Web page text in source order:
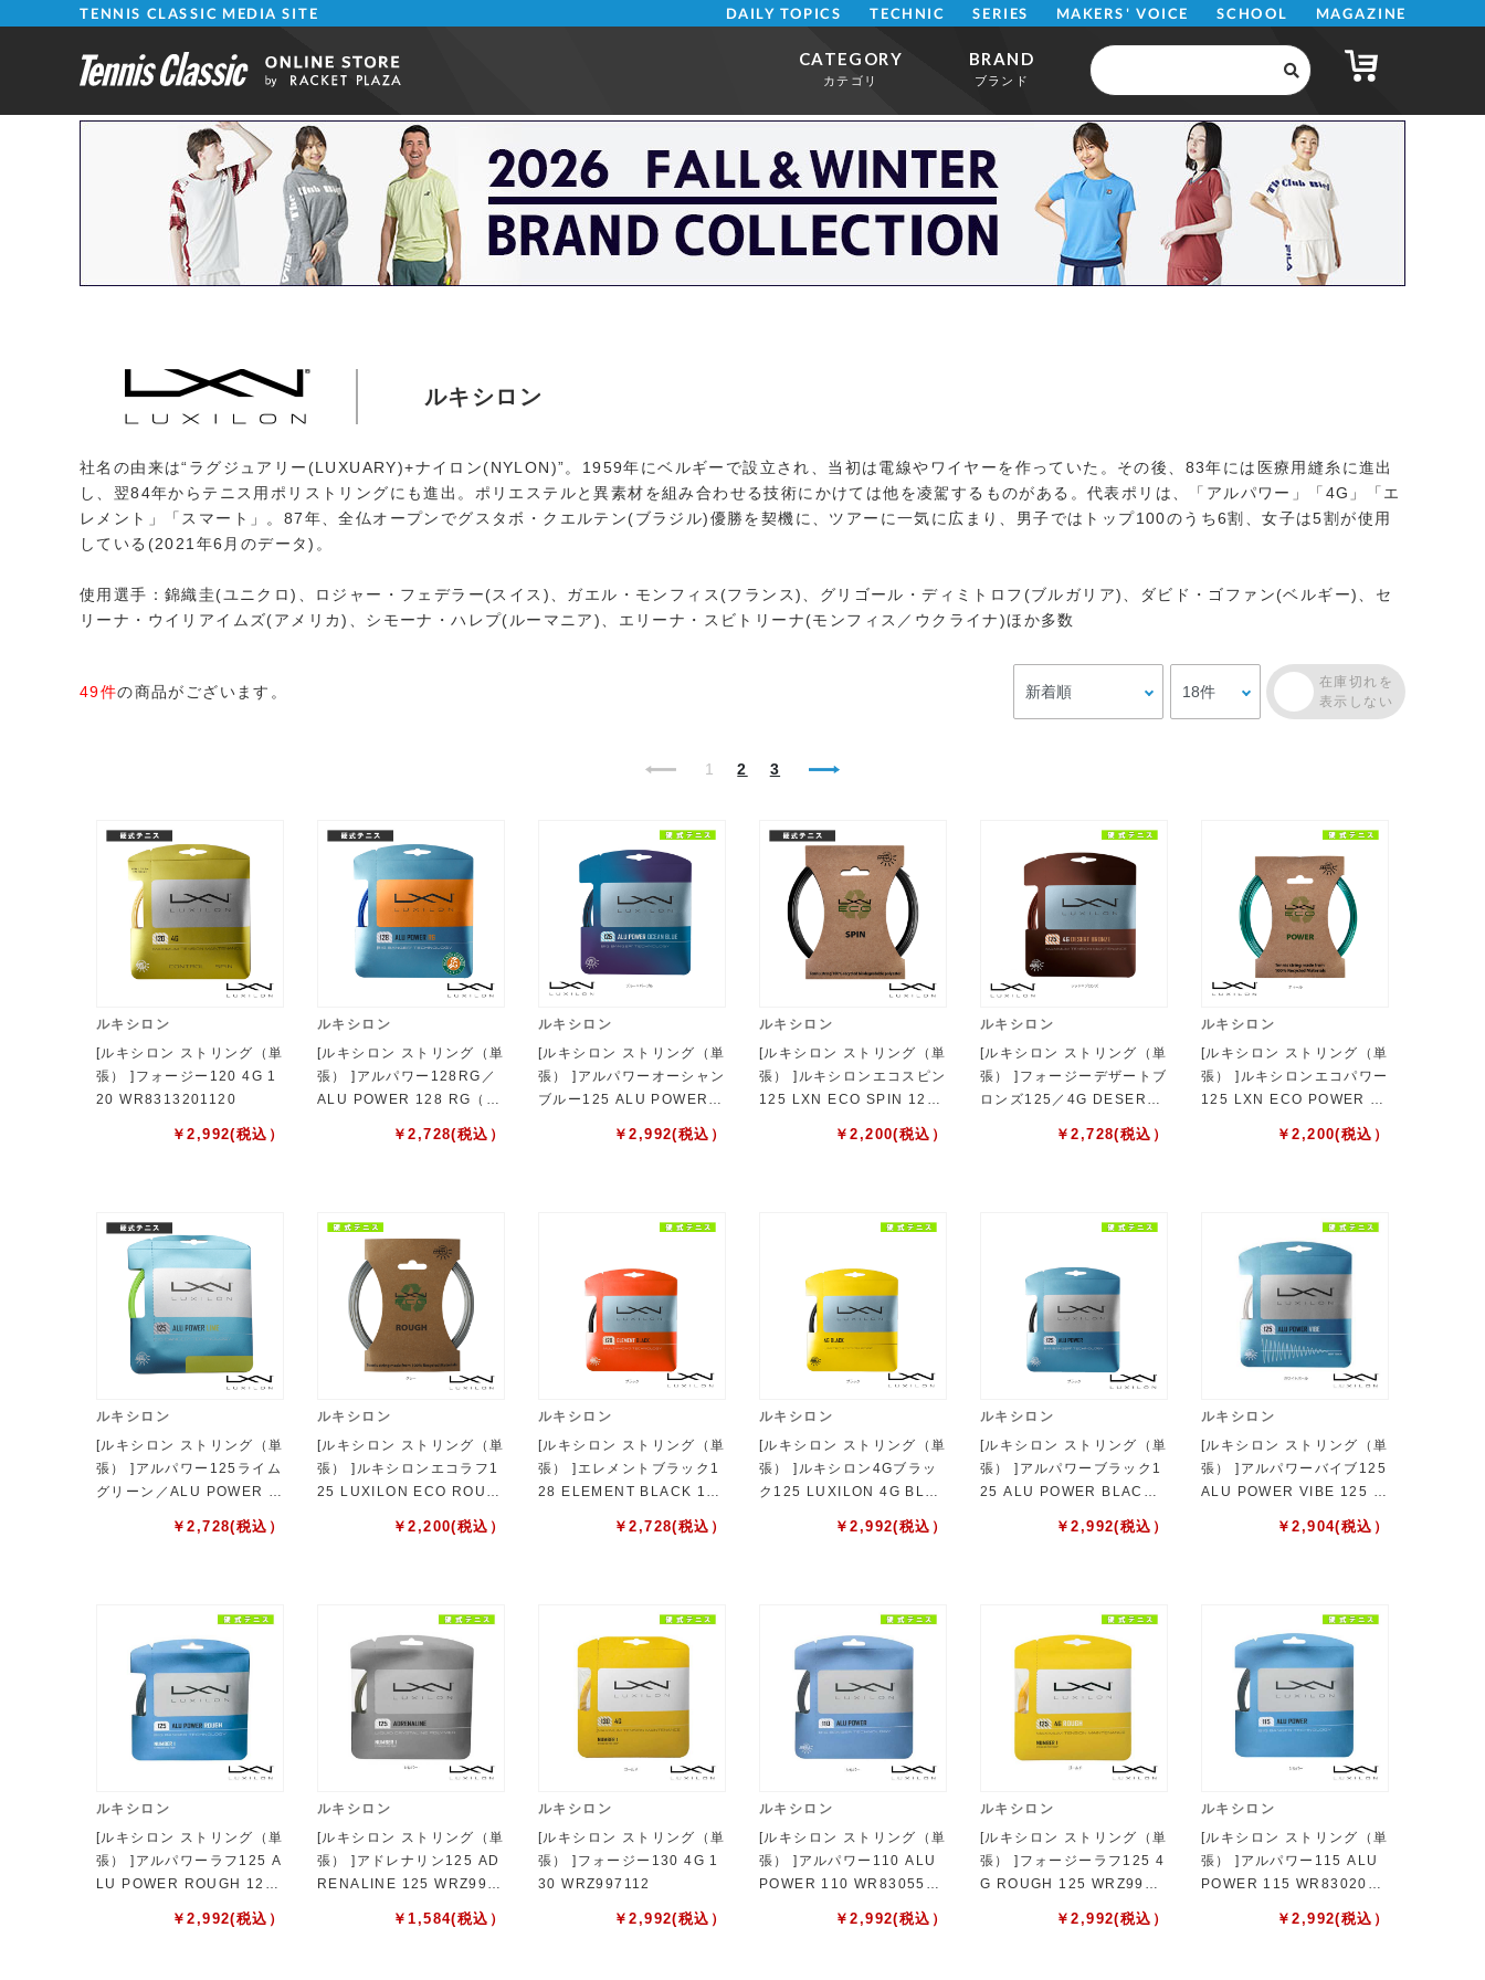
TENNIS CLASSIC MEDIA SITE DAILY TOPICS TECHNIC SERIES MAKERS' VOICE SCHOOL MAGAZINE
CATEGORY
カテゴリ
BRAND
ブランド
ルキシロン
社名の由来は“ラグジュアリー(LUXUARY)+ナイロン(NYLON)”。1959年にベルギーで設立され、当初は電線やワイヤーを作っていた。その後、83年には医療用縫糸に進出
し、翌84年からテニス用ポリストリングにも進出。ポリエステルと異素材を組み合わせる技術にかけては他を凌駕するものがある。代表ポリは、「アルパワー」「4G」「エ
レメント」「スマート」。87年、全仏オープンでグスタボ・クエルテン(ブラジル)優勝を契機に、ツアーに一気に広まり、男子ではトップ100のうち6割、女子は5割が使用
している(2021年6月のデータ)。
使用選手：錦織圭(ユニクロ)、ロジャー・フェデラー(スイス)、ガエル・モンフィス(フランス)、グリゴール・ディミトロフ(ブルガリア)、ダビド・ゴファン(ベルギー)、セ
リーナ・ウイリアイムズ(アメリカ)、シモーナ・ハレプ(ルーマニア)、エリーナ・スビトリーナ(モンフィス／ウクライナ)ほか多数
49件の商品がございます。
1 2 3
ルキシロン
[ルキシロン ストリング（単
張） ]フォージー120 4G 1
20 WR8313201120
￥2,992(税込）
ルキシロン
[ルキシロン ストリング（単
張） ]アルパワー128RG／
ALU POWER 128 RG（W
￥2,728(税込）
ルキシロン
[ルキシロン ストリング（単
張） ]アルパワーオーシャン
ブルー125 ALU POWER O
CEAN BLUE 125 WR830
￥2,992(税込）
ルキシロン
[ルキシロン ストリング（単
張） ]ルキシロンエコスピン
125 LXN ECO SPIN 125
￥2,200(税込）
ルキシロン
[ルキシロン ストリング（単
張） ]フォージーデザートブ
ロンズ125／4G DESERT
BRONZE 125（WR83097
￥2,728(税込）
ルキシロン
[ルキシロン ストリング（単
張） ]ルキシロンエコパワー
125 LXN ECO POWER 12
￥2,200(税込）
ルキシロン
[ルキシロン ストリング（単
張） ]アルパワー125ライム
グリーン／ALU POWER 1
25 LIMEGREEN（WRZ99
￥2,728(税込）
ルキシロン
[ルキシロン ストリング（単
張） ]ルキシロンエコラフ1
25 LUXILON ECO ROUG
H 125 WR8310401125
￥2,200(税込）
ルキシロン
[ルキシロン ストリング（単
張） ]エレメントブラック1
28 ELEMENT BLACK 128
￥2,728(税込）
ルキシロン
[ルキシロン ストリング（単
張） ]ルキシロン4Gブラッ
ク125 LUXILON 4G BLAC
K 125 WR8308201125
￥2,992(税込）
ルキシロン
[ルキシロン ストリング（単
張） ]アルパワーブラック1
25 ALU POWER BLACK 1
￥2,992(税込）
ルキシロン
[ルキシロン ストリング（単
張） ]アルパワーバイブ125
ALU POWER VIBE 125 W
￥2,904(税込）
ルキシロン
[ルキシロン ストリング（単
張） ]アルパワーラフ125 A
LU POWER ROUGH 125
￥2,992(税込）
ルキシロン
[ルキシロン ストリング（単
張） ]アドレナリン125 AD
RENALINE 125 WRZ993
￥1,584(税込）
ルキシロン
[ルキシロン ストリング（単
張） ]フォージー130 4G 1
30 WRZ997112
￥2,992(税込）
ルキシロン
[ルキシロン ストリング（単
張） ]アルパワー110 ALU
POWER 110 WR8305501
￥2,992(税込）
ルキシロン
[ルキシロン ストリング（単
張） ]フォージーラフ125 4
G ROUGH 125 WRZ9971
￥2,992(税込）
ルキシロン
[ルキシロン ストリング（単
張） ]アルパワー115 ALU
POWER 115 WR8302001
￥2,992(税込）